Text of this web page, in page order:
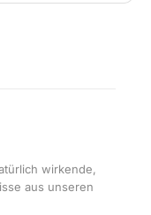
wirkende,
aus unseren